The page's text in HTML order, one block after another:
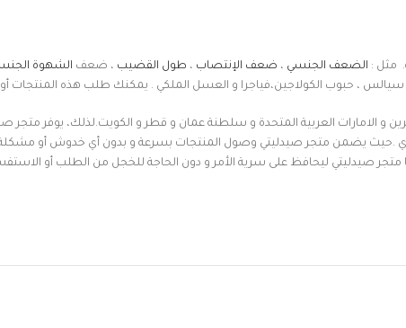
مثل : الضعف الجنسي ، ضعف الإنتصاب ، طول القضيب ، ضعف الشهوة
، حبوب الكولاجين،فياجرا و العسل الملكي . يمكنك طلب هذه المنتجات
و الامارات العربية المتحدة و سلطنة عمان و قطر و الكويت.لذلك، يوفر متجر
يضمن متجر صيدليتي وصول المنتجات بسرعة و بدون أي خدوش أو مشكلة
متجر صيدليتي ليحافظ على سرية الأمر و دون الحاجة للخجل من الطلب أو